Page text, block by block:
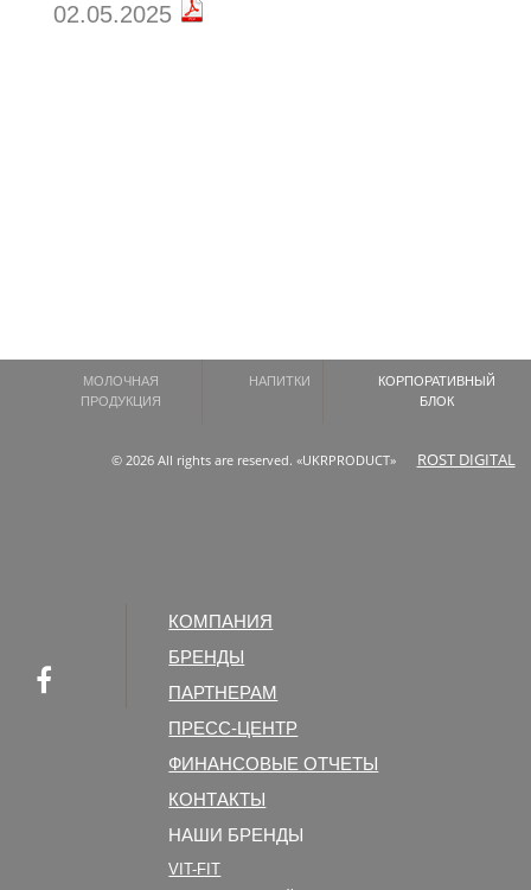
02.05.2025
МОЛОЧНАЯ
ПРОДУКЦИЯ
НАПИТКИ
КОРПОРАТИВНЫЙ
БЛОК
© 2026 All rights are reserved. «UKRPRODUCT» ROST DIGITAL
КОМПАНИЯ
БРЕНДЫ
ПАРТНЕРАМ
ПРЕСС-ЦЕНТР
ФИНАНСОВЫЕ ОТЧЕТЫ
КОНТАКТЫ
НАШИ БРЕНДЫ
VIT-FIT